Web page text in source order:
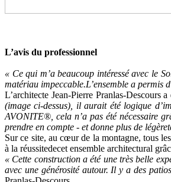
L’avis du professionnel
« Ce qui m’a beaucoup intéressé avec le
matériau impeccable.L’ensemble a permis
L’architecte Jean-Pierre Pranlas-
(image ci-dessus), il aurait été logique
AVONITE®, cela n’a pas été nécessaire
prendre en compte - et donne plus de
Sur ce site, au cœur de la montagne, tous
à la réussitedecet ensemble architectural
« Cette construction a été une très belle
avec une générosité autour. Il y a des